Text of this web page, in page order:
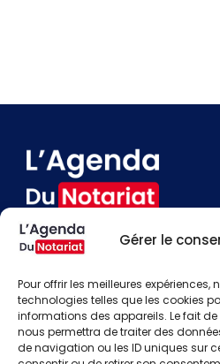
Gérer le
Pour offrir les meilleures expériences,
technologies telles que les cookies
informations des appareils. Le fait
nous permettra de traiter des
de navigation ou les ID uniques sur
Contact
Besoin d'aide
Actualités
Évènements
Offres d'emploi